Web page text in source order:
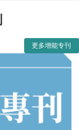
更多增能专刊